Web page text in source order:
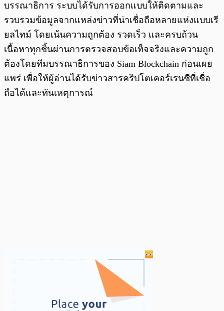
บรรณาธิการ ระบบได้รับการออกแบบให้ติดตามและ
รวบรวมข้อมูลจากแหล่งข่าวที่น่าเชื่อถือหลายแห่งแบบเรี
ยลไทม์ โดยเน้นความถูกต้อง รวดเร็ว และครบถ้วน
เนื้อหาทุกชิ้นผ่านการตรวจสอบข้อเท็จจริงและความถูก
ต้องโดยทีมบรรณาธิการของ Siam Blockchain ก่อนเผย
แพร่ เพื่อให้ผู้อ่านได้รับข่าวสารคริปโตเคอร์เรนซีที่เชื่อ
ถือได้และทันเหตุการณ์